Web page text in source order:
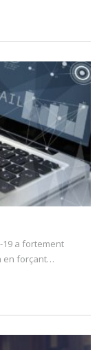
19 a fortement
en forçant…